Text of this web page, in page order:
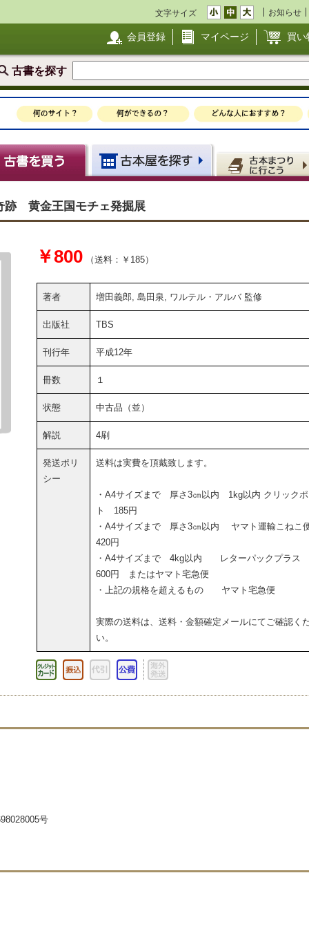
文字サイズ お知らせ
会員登録 マイページ 買い
古書を探す
跡 黄金王国モチェ発掘展
￥800 （送料：￥185）
著者 増田義郎, 島田泉, ワルテル・アルバ 監修
出版社 TBS
刊行年 平成12年
冊数 １
状態 中古品（並）
解説 4刷
発送ポリ
シー
送料は実費を頂戴致します。
・A4サイズまで 厚さ3㎝以内 1kg以内 クリック
ト 185円
・A4サイズまで 厚さ3㎝以内 ヤマト運輸こねこ
420円
・A4サイズまで 4kg以内 レターパックプラス
600円 またはヤマト宅急便
・上記の規格を超えるもの ヤマト宅急便
実際の送料は、送料・金額確定メールにてご確認く
い。
号